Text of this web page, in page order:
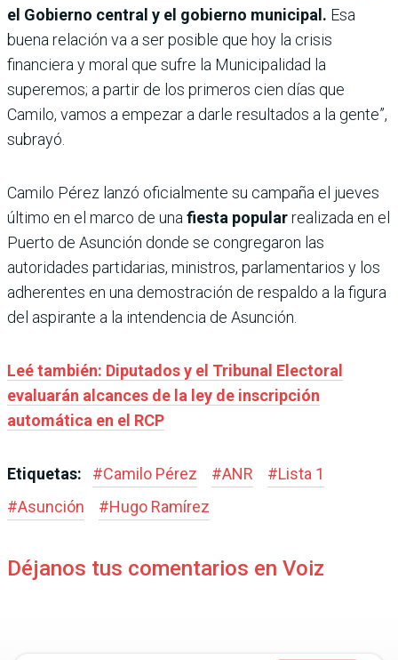
el Gobierno central y el gobierno municipal. Esa
buena relación va a ser posible que hoy la crisis
financiera y moral que sufre la Municipalidad la
superemos; a partir de los primeros cien días que
Camilo, vamos a empezar a darle resultados a la gente”,
subrayó.
Camilo Pérez lanzó oficialmente su campaña el jueves
último en el marco de una fiesta popularrealizada en el
Puerto de Asunción donde se congregaron las
autoridades partidarias, ministros, parlamentarios y los
adherentes en una demostración de respaldo a la figura
del aspirante a la intendencia de Asunción.
Leé también: Diputados y el Tribunal Electoral
evaluarán alcances de la ley de inscripción
automática en el RCP
Etiquetas: #Camilo Pérez #ANR #Lista 1
#Asunción #Hugo Ramírez
Déjanos tus comentarios en Voiz